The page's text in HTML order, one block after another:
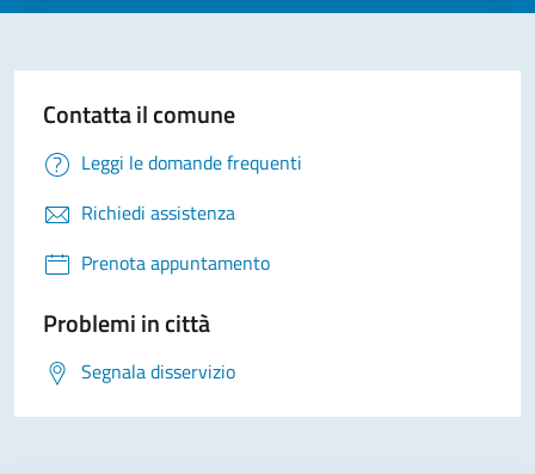
Contatta il comune
Leggi le domande frequenti
Richiedi assistenza
Prenota appuntamento
Problemi in città
Segnala disservizio